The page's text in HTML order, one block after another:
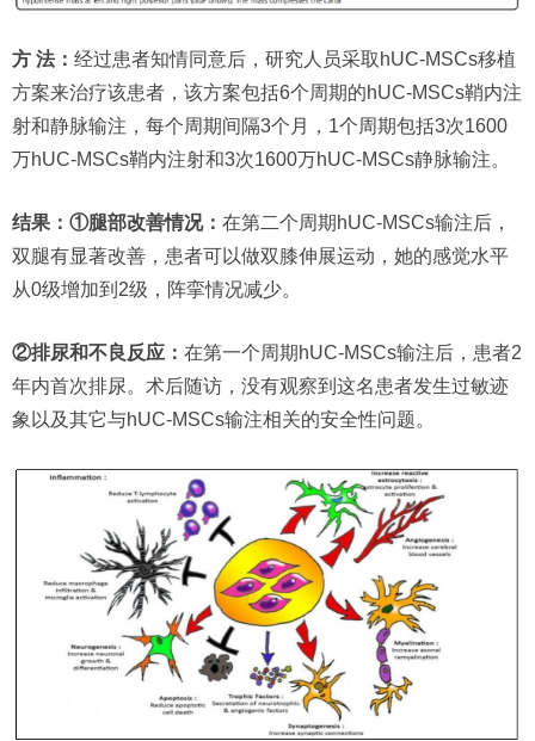
方 法： 经过患者知情同意后，研究人员采取hUC-MSCs移植
方案来治疗该患者，该方案包括6个周期的hUC-MSCs鞘内注
射和静脉输注，每个周期间隔3个月，1个周期包括3次1600
万hUC-MSCs鞘内注射和3次1600万hUC-MSCs静脉输注。
结果：①腿部改善情况： 在第二个周期hUC-MSCs输注后，
双腿有显著改善，患者可以做双膝伸展运动，她的感觉水平
从0级增加到2级，阵挛情况减少。
②排尿和不良反应： 在第一个周期hUC-MSCs输注后，患者2
年内首次排尿。术后随访，没有观察到这名患者发生过敏迹
象以及其它与hUC-MSCs输注相关的安全性问题。